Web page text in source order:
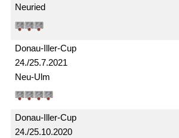
Neuried
24./25.7.2021
Donau-Iller-Cup
Neu-Ulm
24./25.10.2020
Donau-Iller-Cup